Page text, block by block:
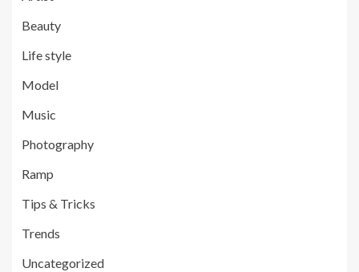
Beauty
Life style
Model
Music
Photography
Ramp
Tips & Tricks
Trends
Uncategorized